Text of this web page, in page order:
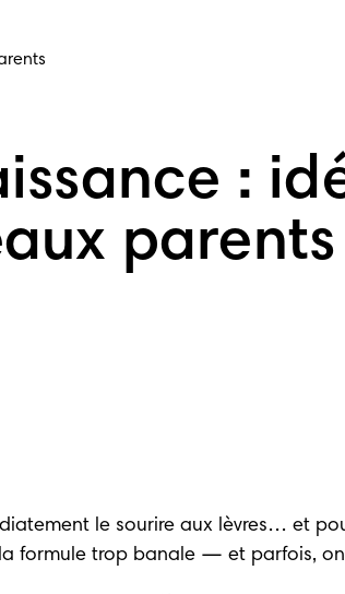
:
parents
le sourire aux lèvres… et
formule trop banale — et parfois,